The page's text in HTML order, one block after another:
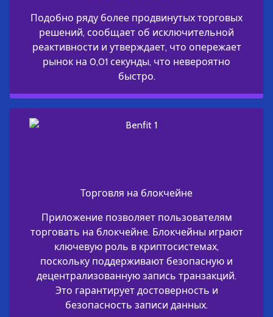
Подобно ряду более продвинутых торговых
решений, сообщает об исключительной
реактивности и утверждает, что опережает
рынок на 0,01 секунды, что невероятно
быстро.
Торговля на блокчейне
Приложение позволяет пользователям
торговать на блокчейне. Блокчейны играют
ключевую роль в криптосистемах,
поскольку поддерживают безопасную и
децентрализованную запись транзакций.
Это гарантирует достоверность и
безопасность записи данных.